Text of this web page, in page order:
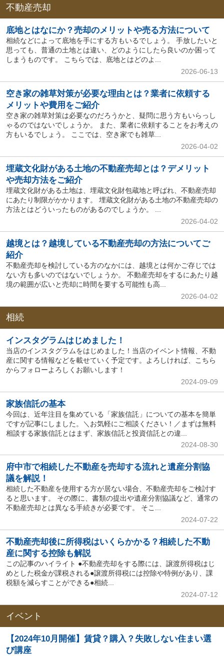
不動産売却
底地とはなにか？売却のメリットや売る方法について
相続などによって底地を手にする方もいるでしょう。 手放したいと
思っても、普通の土地とは違い、どのようにしたら良いのか困って
しまうものです。 こちらでは、底地とはどのよ...
2026-06-13
空き家の雑草対策が必要な理由とは？業者に依頼する
メリットや費用をご紹介
空き家の雑草対策は必要なのだろうかと、疑問に思う方もいらっし
ゃるのではないでしょうか。 また、業者に依頼することをお考えの
方もいるでしょう。 ここでは、空き家でも雑草...
2026-04-02
埋蔵文化財がある土地の不動産売却とは？デメリット
や売却方法をご紹介
埋蔵文化財がある土地は、埋蔵文化財包蔵地と呼ばれ、不動産売却
にあたり制限がかかります。 埋蔵文化財がある土地の不動産売却の
方法とはどういったものがあるのでしょうか。 ...
2026-04-02
越境とは？越境している不動産売却の方法についてご
紹介
不動産売却を検討している方のなかには、越境とは何かご存じでは
ない方も多いのではないでしょうか。 不動産売却をするにあたり越
境の範囲が広いと売却に時間を要する可能性も高...
2026-04-02
相続
インスタグラムはじめました！
当店のインスタグラムをはじめました！当店のイベント情報、不動
産に関する情報などを載せていく予定です。よろしければ、こちら
からフォローよろしくお願いします！
2024-09-09
家族信託の基本
今回は、近年注目を集めている「家族信託」についての基本を簡単
ですが記事にしました。＼お気軽にご相談ください！／まずは無料
相談する家族信託とはまず、家族信託と投資信託との違...
2024-08-30
府中市で相続した不動産を売却する流れと遺産分割協
議を解説！
相続した不動産を使用する方が居ない場合、不動産売却をご検討す
ると思います。 その際に、書類の提出や遺産分割協議など、通常の
不動産売却とは異なる手続きが必要です。 そこ...
2024-07-22
不動産売却後に所得税はいくらかかる？相続した不動
産に関する控除も解説
この記事のハイライト ●不動産売却をする際には、譲渡所得税はじ
めとした税金が課税される●譲渡所得税には控除や特例があり、課
税額を減らすことができる●相続...
2024-07-12
イベント
【2024年10月開催】賃貸？購入？失敗しない住まい選
び講座